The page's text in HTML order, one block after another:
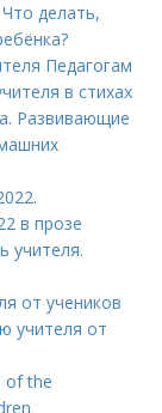
делать,
Педагогам
в стихах
Развивающие
в прозе
учителя.
от учеников
учителя от
of the